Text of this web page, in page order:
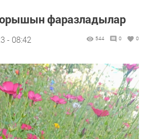
фаразладылар
- 08:42 544 0 0